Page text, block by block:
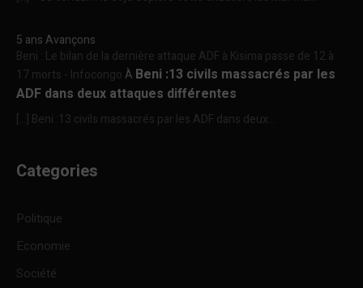
5 ans Avançons
Beni : Le bilan de la dernière attaque ADF à Kisima passe de 12 à
17 morts - InfocongoÀ Beni :13 civils massacrés par les
ADF dans deux attaques différentes
[…] Beni :13 civils massacrés par les ADF dans deux...
Categories
Politique
Economie
Société